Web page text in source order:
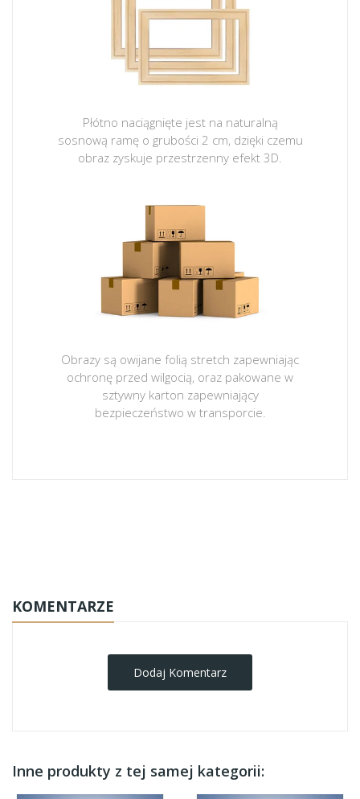
Płótno naciągnięte jest na naturalną
sosnową ramę o grubości 2 cm, dzięki czemu
obraz zyskuje przestrzenny efekt 3D.
Obrazy są owijane folią stretch zapewniając
ochronę przed wilgocią, oraz pakowane w
sztywny karton zapewniający
bezpieczeństwo w transporcie.
KOMENTARZE
Dodaj Komentarz
Inne produkty z tej samej kategorii: